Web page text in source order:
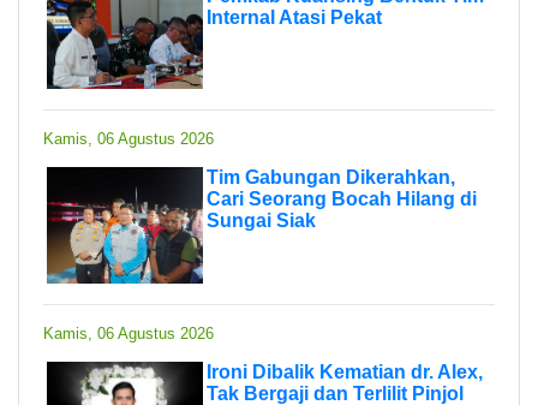
Internal Atasi Pekat
Kamis, 06 Agustus 2026
Tim Gabungan Dikerahkan,
Cari Seorang Bocah Hilang di
Sungai Siak
Kamis, 06 Agustus 2026
Ironi Dibalik Kematian dr. Alex,
Tak Bergaji dan Terlilit Pinjol